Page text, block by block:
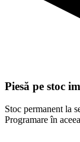
Piesă pe stoc
Stoc permanent la
Programare în